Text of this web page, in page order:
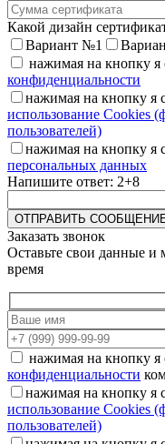
Какой дизайн
Вариант №1
нажимая на кнопку я
конфиденциальности
нажимая на кнопку я
использование Cookies
пользователей)
нажимая на кнопку я
персональных данных
Напишите ответ: 2+8
Заказать звонок
Оставьте свои данные
время
нажимая на кнопку я
конфиденциальности
нажимая на кнопку я
использование Cookies
пользователей)